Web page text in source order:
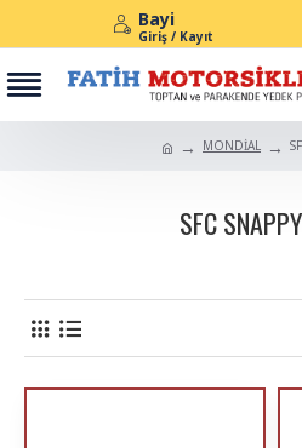
Bayi
Giriş / Kayıt
MONDİAL
SFC